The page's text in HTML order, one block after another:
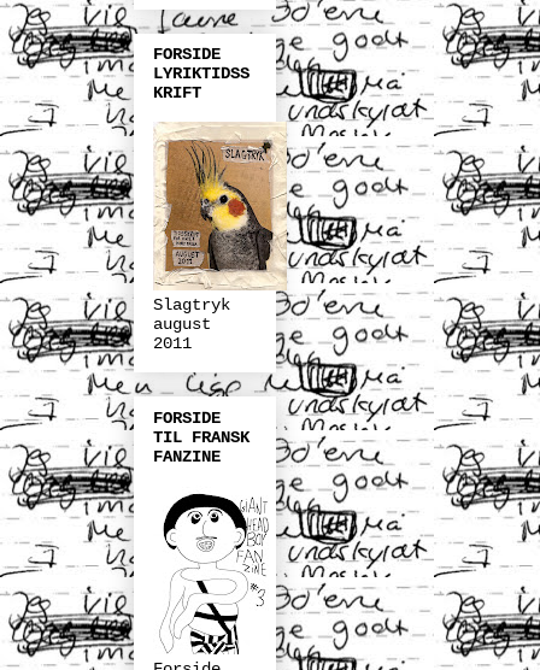
FORSIDE
LYRIKTIDSS
KRIFT
Slagtryk
august
2011
FORSIDE
TIL FRANSK
FANZINE